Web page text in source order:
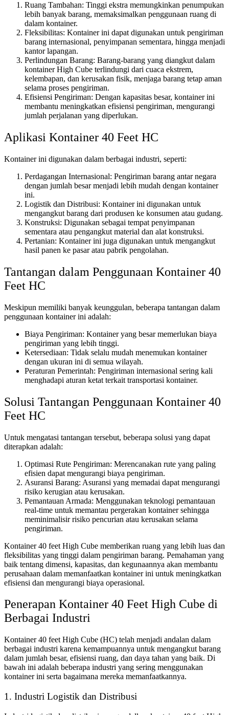
Ruang Tambahan: Tinggi ekstra memungkinkan penumpukan
lebih banyak barang, memaksimalkan penggunaan ruang di
dalam kontainer.
Fleksibilitas: Kontainer ini dapat digunakan untuk pengiriman
barang internasional, penyimpanan sementara, hingga menjadi
kantor lapangan.
Perlindungan Barang: Barang-barang yang diangkut dalam
kontainer High Cube terlindungi dari cuaca ekstrem,
kelembapan, dan kerusakan fisik, menjaga barang tetap aman
selama proses pengiriman.
Efisiensi Pengiriman: Dengan kapasitas besar, kontainer ini
membantu meningkatkan efisiensi pengiriman, mengurangi
jumlah perjalanan yang diperlukan.
Aplikasi Kontainer 40 Feet HC
Kontainer ini digunakan dalam berbagai industri, seperti:
Perdagangan Internasional: Pengiriman barang antar negara
dengan jumlah besar menjadi lebih mudah dengan kontainer
ini.
Logistik dan Distribusi: Kontainer ini digunakan untuk
mengangkut barang dari produsen ke konsumen atau gudang.
Konstruksi: Digunakan sebagai tempat penyimpanan
sementara atau pengangkut material dan alat konstruksi.
Pertanian: Kontainer ini juga digunakan untuk mengangkut
hasil panen ke pasar atau pabrik pengolahan.
Tantangan dalam Penggunaan Kontainer 40
Feet HC
Meskipun memiliki banyak keunggulan, beberapa tantangan dalam
penggunaan kontainer ini adalah:
Biaya Pengiriman: Kontainer yang besar memerlukan biaya
pengiriman yang lebih tinggi.
Ketersediaan: Tidak selalu mudah menemukan kontainer
dengan ukuran ini di semua wilayah.
Peraturan Pemerintah: Pengiriman internasional sering kali
menghadapi aturan ketat terkait transportasi kontainer.
Solusi Tantangan Penggunaan Kontainer 40
Feet HC
Untuk mengatasi tantangan tersebut, beberapa solusi yang dapat
diterapkan adalah:
Optimasi Rute Pengiriman: Merencanakan rute yang paling
efisien dapat mengurangi biaya pengiriman.
Asuransi Barang: Asuransi yang memadai dapat mengurangi
risiko kerugian atau kerusakan.
Pemantauan Armada: Menggunakan teknologi pemantauan
real-time untuk memantau pergerakan kontainer sehingga
meminimalisir risiko pencurian atau kerusakan selama
pengiriman.
Kontainer 40 feet High Cube memberikan ruang yang lebih luas dan
fleksibilitas yang tinggi dalam pengiriman barang. Pemahaman yang
baik tentang dimensi, kapasitas, dan kegunaannya akan membantu
perusahaan dalam memanfaatkan kontainer ini untuk meningkatkan
efisiensi dan mengurangi biaya operasional.
Penerapan Kontainer 40 Feet High Cube di
Berbagai Industri
Kontainer 40 feet High Cube (HC) telah menjadi andalan dalam
berbagai industri karena kemampuannya untuk mengangkut barang
dalam jumlah besar, efisiensi ruang, dan daya tahan yang baik. Di
bawah ini adalah beberapa industri yang sering menggunakan
kontainer ini serta bagaimana mereka memanfaatkannya.
1. Industri Logistik dan Distribusi